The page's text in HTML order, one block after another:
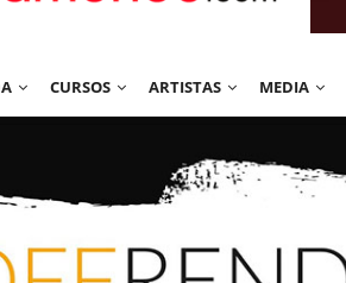
CURSOS ARTISTAS MEDIA